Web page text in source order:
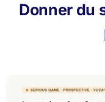
Donner du
L'origine des jeux